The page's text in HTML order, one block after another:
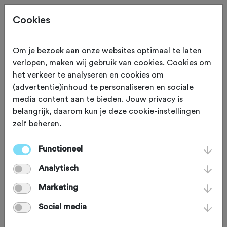
ROUTES + REIZEN Gewijzigd op 21 oktober 2024
Klimmen en dalen op
Corsica
Tijdens de 100ste editie van de Tour de
France, toen Corsica voor het eerst in
het parcours werd opgenomen,
hebben we kunnen genieten van de
Cookies
Om je bezoek aan onze websites optimaal te laten
verlopen, maken wij gebruik van cookies. Cookies om
het verkeer te analyseren en cookies om
(advertentie)inhoud te personaliseren en sociale
media content aan te bieden. Jouw privacy is
belangrijk, daarom kun je deze cookie-instellingen
zelf beheren.
Functioneel
Analytisch
Marketing
Social media